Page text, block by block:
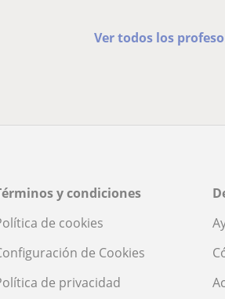
Ver todos los
y condiciones
de cookies
de Cookies
de privacidad